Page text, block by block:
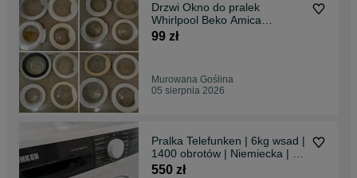
Drzwi Okno do pralek
Whirlpool Beko Amica
Samsung - BRAK DO BOSCH
99 zł
Murowana Goślina
05 sierpnia 2026
Pralka Telefunken | 6kg wsad |
1400 obrotów | Niemiecka | A+
| GWARANCJA
550 zł